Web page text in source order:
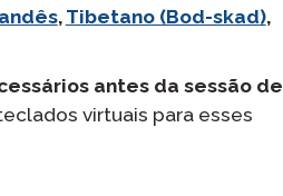
, Tibetano (Bod-skad),
antes da sessão de
virtuais para esses